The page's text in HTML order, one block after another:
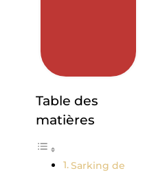
Table des
matières
Sarking de